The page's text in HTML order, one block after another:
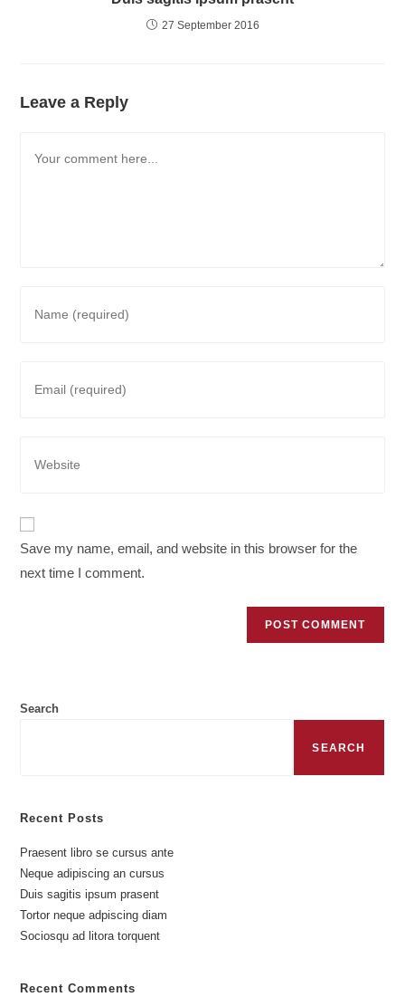
27 September 2016
Leave a Reply
your
username
your
your
URL
Save my name, email, and website in this browser for the
next time I comment.
Search
SEARCH
Recent Posts
Praesent libro se cursus ante
Neque adipiscing an cursus
Duis sagitis ipsum prasent
Tortor neque adpiscing diam
Sociosqu ad litora torquent
Recent Comments